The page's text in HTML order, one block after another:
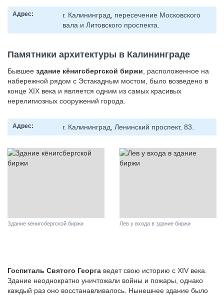
Адрес:
г. Калининград, пересечение Московского
вала и Литовского проспекта.
Памятники архитектуры в Калининграде
Бывшее здание кёнигсбергской биржи , расположенное на
набережной рядом с Эстакадным мостом, было возведено в
конце XIX века и является одним из самых красивых
нерелигиозных сооружений города.
Адрес: г. Калининград, Ленинский проспект, 83.
Здание кёнигсбергской биржи Лев у входа в здание биржи
Госпиталь Святого Георга ведет свою историю с XIV века.
Здание неоднократно уничтожали войны и пожары, однако
каждый раз оно восстанавливалось. Нынешнее здание было